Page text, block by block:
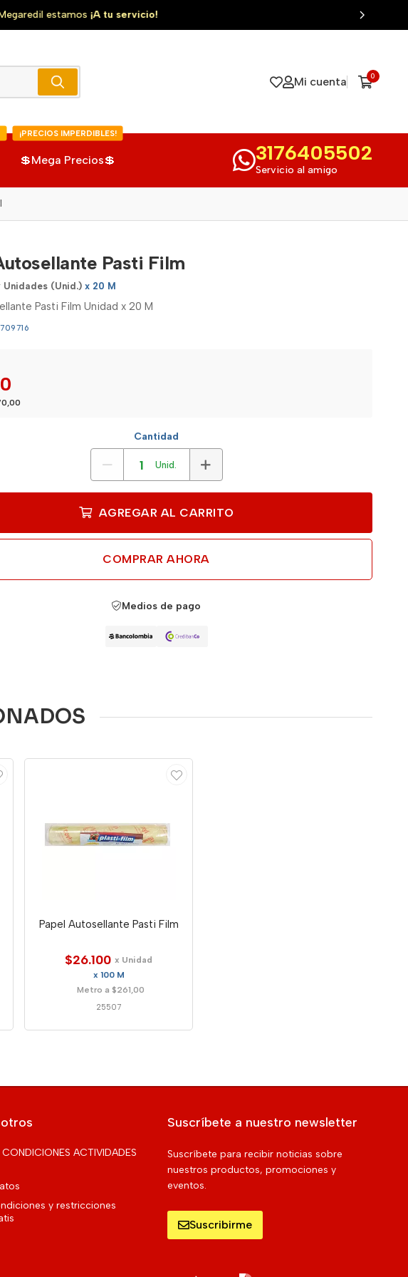
Mi cuenta 0
💲Mega Precios💲
¡PRECIOS IMPERDIBLES!
3176405502
Servicio al amigo
Pasti Film
Unidades (Unid.) x 20 M
Pasti Film Unidad x 20 M
Cantidad
Unid.
AGREGAR AL CARRITO
COMPRAR AHORA
Medios de pago
Papel Autosellante Pasti Film
$26.100 x Unidad
x 100 M
Metro a $261,00
25507
ACTIVIDADES
y restricciones
Suscríbete a nuestro newsletter
Suscríbete para recibir noticias sobre
nuestros productos, promociones y
eventos.
Suscribirme